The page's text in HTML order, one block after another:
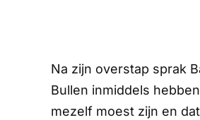
Na zijn overstap sprak
Bullen inmiddels
mezelf moest zijn en